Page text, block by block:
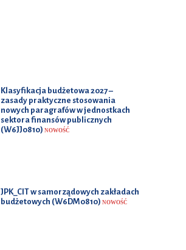
Klasyfikacja budżetowa 2027 –
zasady praktyczne stosowania
nowych paragrafów w jednostkach
sektora finansów publicznych
(W6JJ0810) NOWOŚĆ
JPK_CIT w samorządowych zakładach
budżetowych (W6DM0810) NOWOŚĆ